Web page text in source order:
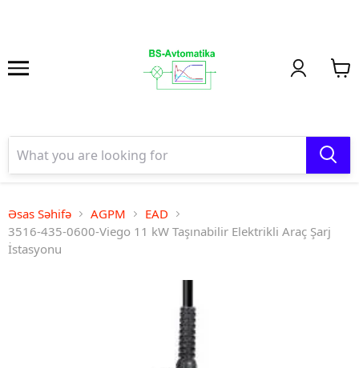
Əsas Səhifə AGPM
EAD
3516-435-0600-Viego 11 kW Taşınabilir Elektrikli Araç Şarj
İstasyonu